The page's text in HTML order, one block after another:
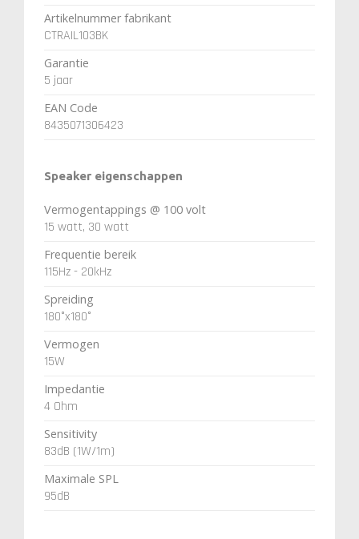
Artikelnummer fabrikant
CTRAIL103BK
Garantie
5 jaar
EAN Code
8435071306423
Speaker eigenschappen
Vermogentappings @ 100 volt
15 watt, 30 watt
Frequentie bereik
115Hz - 20kHz
Spreiding
180°x180°
Vermogen
15W
Impedantie
4 Ohm
Sensitivity
83dB (1W/1m)
Maximale SPL
95dB